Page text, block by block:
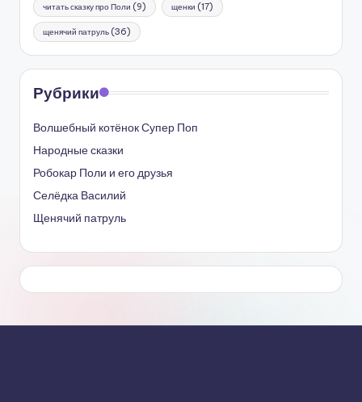
читать сказку про Поли (9) щенки (17)
щенячий патруль (36)
Рубрики
Волшебный котёнок Супер Поп
Народные сказки
Робокар Поли и его друзья
Селёдка Василий
Щенячий патруль